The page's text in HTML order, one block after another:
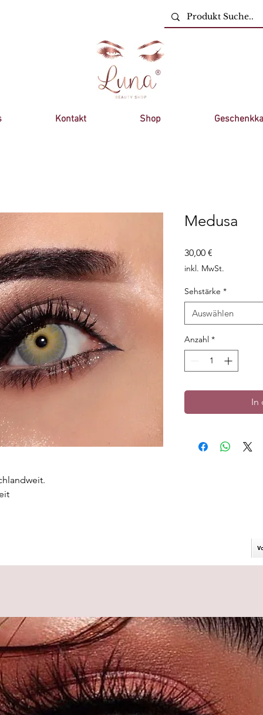
der Kontaktlinsen)
inkl Behälter versendet
von 12 Monaten nach dem Öffnen
bis zu 5 Jahre lang haltbar.
die Kontaklinsen aufgrund der
Pupille decken, weswegen es
leichte Sehstörung verursachen.
Medusa
30,00 €
inkl. MwSt.
Sehstärke *
Auswählen
Anzahl *
In
Kontakt Shop